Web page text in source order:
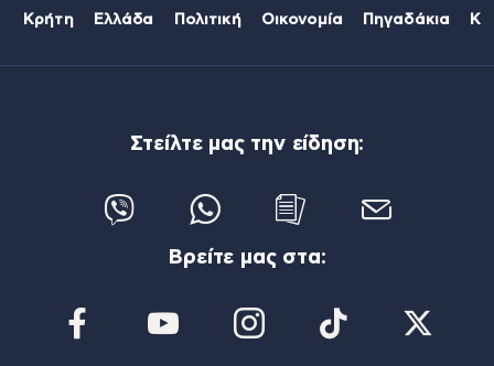
Κρήτη Ελλάδα Πολιτική Οικονομία Πηγαδάκια
Στείλτε μας την είδηση:
Βρείτε μας στα: